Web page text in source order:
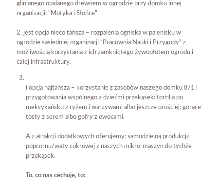
glinianego opalanego drewnem w ogrodzie przy domku innej
organizacji: “Motyka i Słońce”
2. jest opcja nieco tańsza – rozpalenia ogniska w palenisku w
ogrodzie sąsiedniej organizacji “Pracownia Nauki i Przygody” z
możliwością korzystania z ich zamkniętego żywopłotem ogrodu i
całej infrastruktury.
i opcja najtańsza – korzystanie z zasobów naszego domku 8/1 i
przygotowania wspólnego z dziećmi przekąsek: tortilla po
meksykańsku z ryżem i warzywami albo jeszcze prościej: gorące
tosty z serem albo gofry z owocami.
A z atrakcji dodatkowych oferujemy: samodzielną produkcję
popcornu/waty cukrowej z naszych mikro-maszyn do tychże
przekąsek.
To, co nas cechuje, to: